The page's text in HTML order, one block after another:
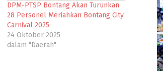
DPM-PTSP Bontang Akan Turunkan
28 Personel Meriahkan Bontang City
Carnival 2025
24 Oktober 2025
dalam "Daerah"